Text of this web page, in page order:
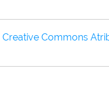
Creative Commons